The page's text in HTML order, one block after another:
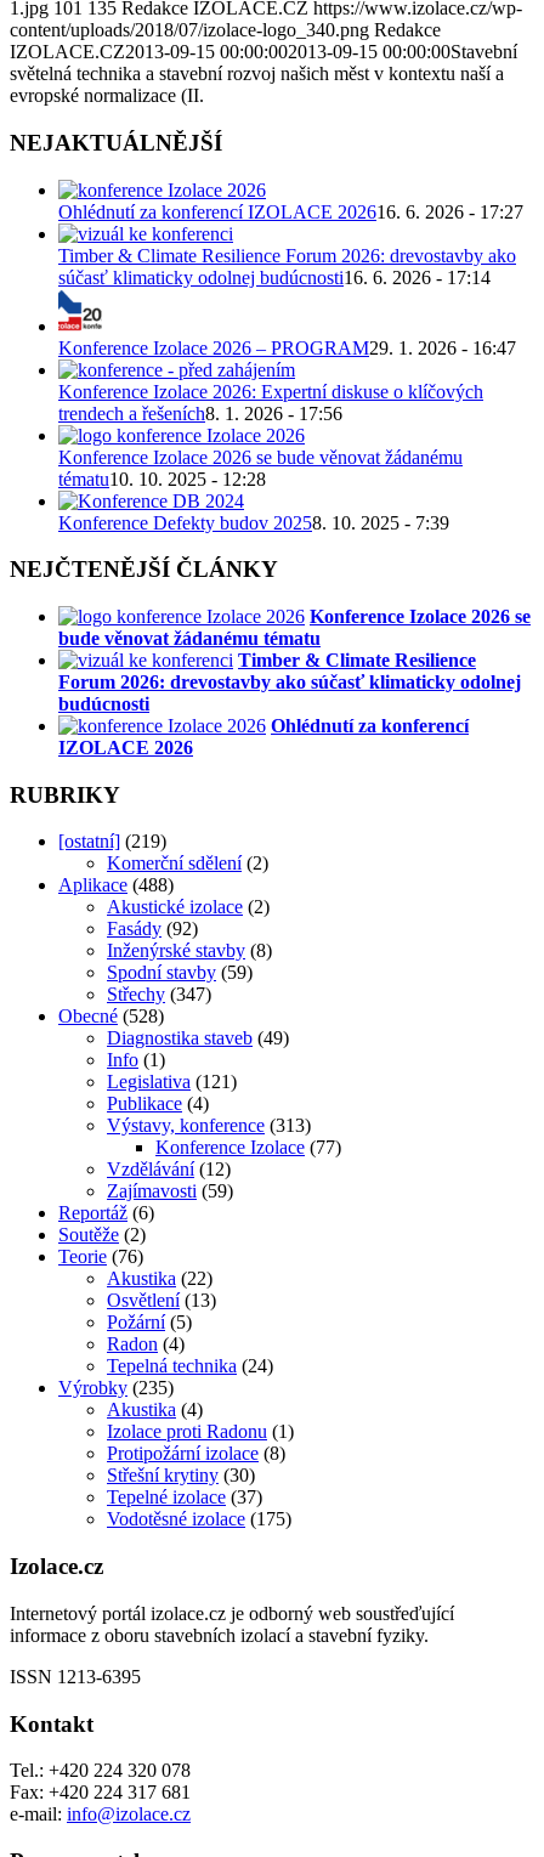
1.jpg 101 135 Redakce IZOLACE.CZ https://www.izolace.cz/wp-
content/uploads/2018/07/izolace-logo_340.png Redakce
IZOLACE.CZ2013-09-15 00:00:002013-09-15 00:00:00Stavební
světelná technika a stavební rozvoj našich měst v kontextu naší a
evropské normalizace (II.
NEJAKTUÁLNĚJŠÍ
Ohlédnutí za konferencí IZOLACE 202616. 6. 2026 - 17:27
Timber & Climate Resilience Forum 2026: drevostavby ako
súčasť klimaticky odolnej budúcnosti16. 6. 2026 - 17:14
Konference Izolace 2026 – PROGRAM29. 1. 2026 - 16:47
Konference Izolace 2026: Expertní diskuse o klíčových
trendech a řešeních8. 1. 2026 - 17:56
Konference Izolace 2026 se bude věnovat žádanému
tématu10. 10. 2025 - 12:28
Konference Defekty budov 20258. 10. 2025 - 7:39
NEJČTENĚJŠÍ ČLÁNKY
Konference Izolace 2026 se
bude věnovat žádanému tématu
Timber & Climate Resilience
Forum 2026: drevostavby ako súčasť klimaticky odolnej
budúcnosti
Ohlédnutí za konferencí
IZOLACE 2026
RUBRIKY
[ostatní] (219)
Komerční sdělení (2)
Aplikace (488)
Akustické izolace (2)
Fasády (92)
Inženýrské stavby (8)
Spodní stavby (59)
Střechy (347)
Obecné (528)
Diagnostika staveb (49)
Info (1)
Legislativa (121)
Publikace (4)
Výstavy, konference (313)
Konference Izolace (77)
Vzdělávání (12)
Zajímavosti (59)
Reportáž (6)
Soutěže (2)
Teorie (76)
Akustika (22)
Osvětlení (13)
Požární (5)
Radon (4)
Tepelná technika (24)
Výrobky (235)
Akustika (4)
Izolace proti Radonu (1)
Protipožární izolace (8)
Střešní krytiny (30)
Tepelné izolace (37)
Vodotěsné izolace (175)
Izolace.cz
Internetový portál izolace.cz je odborný web soustřeďující
informace z oboru stavebních izolací a stavební fyziky.
ISSN 1213-6395
Kontakt
Tel.: +420 224 320 078
Fax: +420 224 317 681
e-mail: info@izolace.cz